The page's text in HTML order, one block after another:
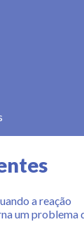
a reação
um problema